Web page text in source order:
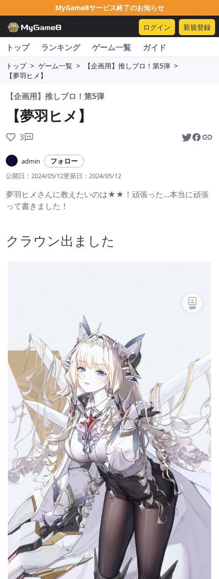
MyGame8サービス終了のお知らせ
ログイン 新規登録
トップ ランキング ゲーム一覧 ガイド
トップ > ゲーム一覧 > 【企画用】推しブロ！第5弾 >
【夢羽ヒメ】
【企画用】推しブロ！第5弾
【夢羽ヒメ】
3
admin フォロー
公開日： 2024/05/12更新日： 2024/05/12
夢羽ヒメさんに教えたいのは★★！頑張った…本当に頑張
って書きました！
クラウン出ました